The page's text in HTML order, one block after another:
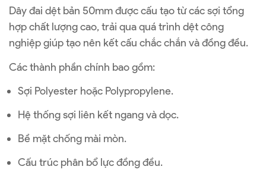
Dây đai dệt bản 50mm được cấu tạo từ các sợi tổng
hợp chất lượng cao, trải qua quá trình dệt công
nghiệp giúp tạo nên kết cấu chắc chắn và đồng đều.
Các thành phần chính bao gồm:
Sợi Polyester hoặc Polypropylene.
Hệ thống sợi liên kết ngang và dọc.
Bề mặt chống mài mòn.
Cấu trúc phân bổ lực đồng đều.